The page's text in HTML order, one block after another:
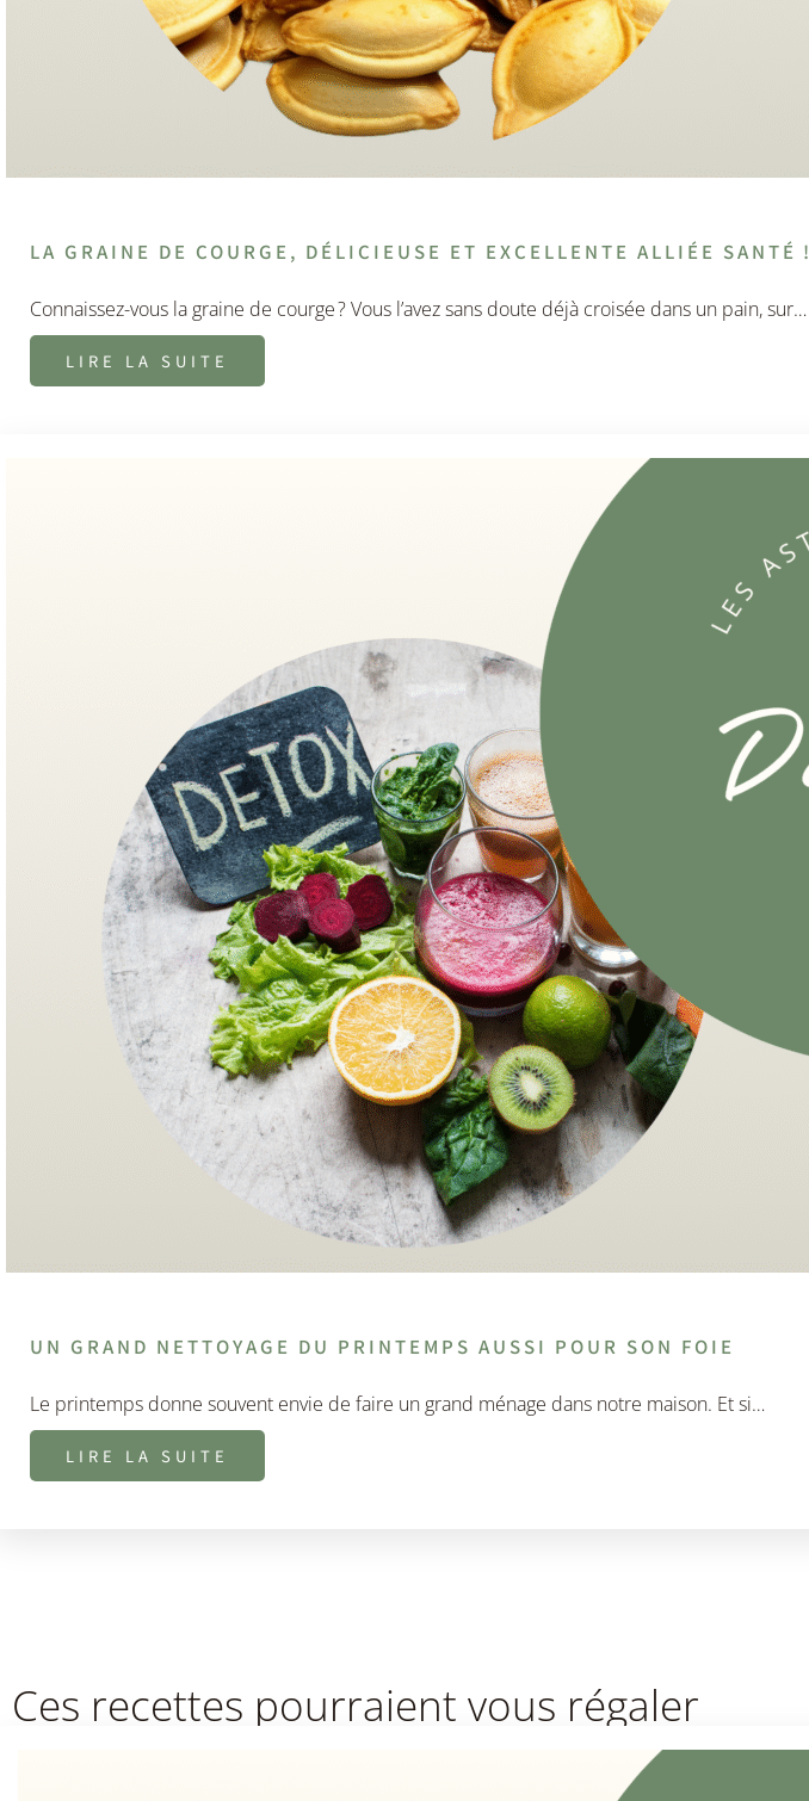
LA GRAINE DE COURGE, DÉLICIEUSE ET EXCELLENTE ALLIÉE SANTÉ !
Connaissez-vous la graine de courge ? Vous l’avez sans doute déjà croisée dans un pain, sur…
LIRE LA SUITE
UN GRAND NETTOYAGE DU PRINTEMPS AUSSI POUR SON FOIE
Le printemps donne souvent envie de faire un grand ménage dans notre maison. Et si…
LIRE LA SUITE
Ces recettes pourraient vous régaler